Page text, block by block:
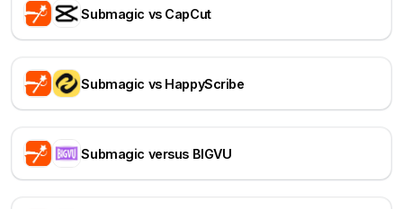
Submagic vs CapCut
Submagic vs HappyScribe
Submagic versus BIGVU